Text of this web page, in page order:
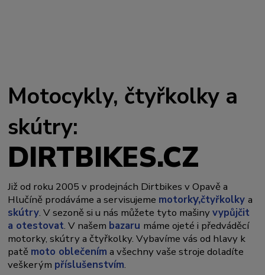
Motocykly, čtyřkolky a
skútry:
DIRTBIKES.CZ
Již od roku 2005 v prodejnách Dirtbikes v Opavě a
Hlučíně prodáváme a servisujeme motorky,čtyřkolkya
skútry. V sezoně si u nás můžete tyto mašinyvypůjčit
a otestovat. V našem bazaru máme ojeté i předváděcí
motorky, skútry a čtyřkolky. Vybavíme vás od hlavy k
patě moto oblečením a všechny vaše stroje doladíte
veškerým příslušenstvím.